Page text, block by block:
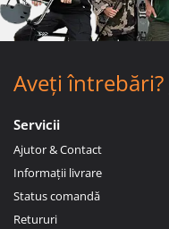
Aveți întrebări?
Servicii
Ajutor & Contact
Informații livrare
Status comandă
Retururi